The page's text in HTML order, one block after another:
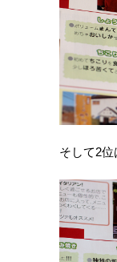
そして2位